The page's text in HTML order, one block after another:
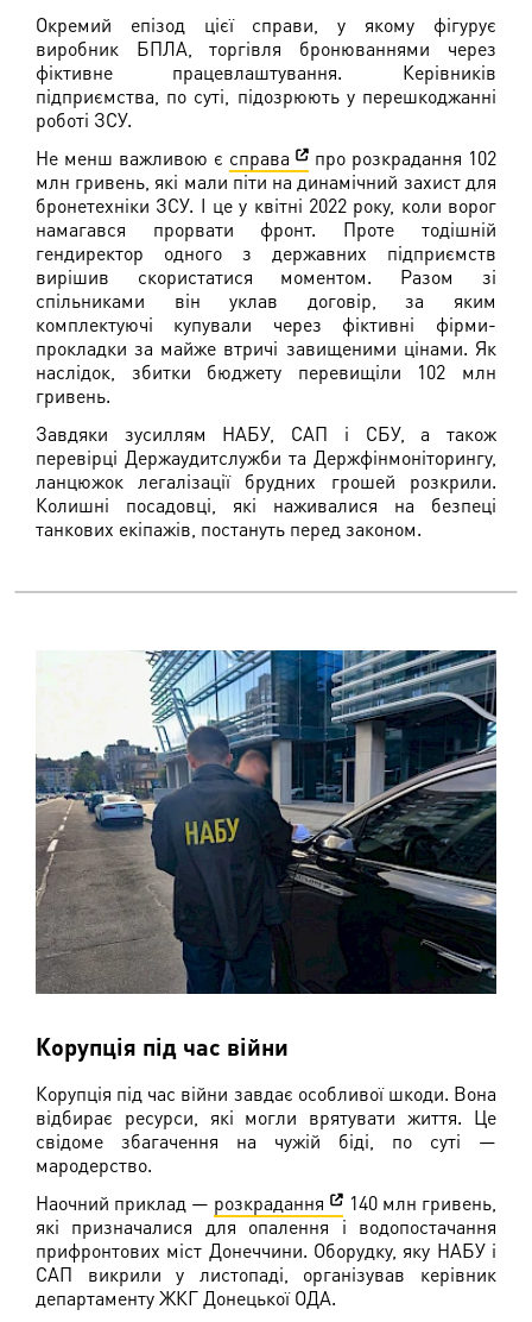
Окремий епізод цієї справи, у якому фігурує
виробник БПЛА, торгівля бронюваннями через
фіктивне працевлаштування. Керівників
підприємства, по суті, підозрюють у перешкоджанні
роботі ЗСУ.
Не менш важливою є справа
про розкрадання 102
млн гривень, які мали піти на динамічний захист для
бронетехніки ЗСУ. І це у квітні 2022 року, коли ворог
намагався прорвати фронт. Проте тодішній
гендиректор одного з державних підприємств
вирішив скористатися моментом. Разом зі
спільниками він уклав договір, за яким
комплектуючі купували через фіктивні фірми-
прокладки за майже втричі завищеними цінами. Як
наслідок, збитки бюджету перевищіли 102 млн
гривень.
Завдяки зусиллям НАБУ, САП і СБУ, а також
перевірці Держаудитслужби та Держфінмоніторингу,
ланцюжок легалізації брудних грошей розкрили.
Колишні посадовці, які наживалися на безпеці
танкових екіпажів, постануть перед законом.
Корупція під час війни
Корупція під час війни завдає особливої шкоди. Вона
відбирає ресурси, які могли врятувати життя. Це
свідоме збагачення на чужій біді, по суті —
мародерство.
Наочний приклад — розкрадання
140 млн гривень,
які призначалися для опалення і водопостачання
прифронтових міст Донеччини. Оборудку, яку НАБУ і
САП викрили у листопаді, організував керівник
департаменту ЖКГ Донецької ОДА.